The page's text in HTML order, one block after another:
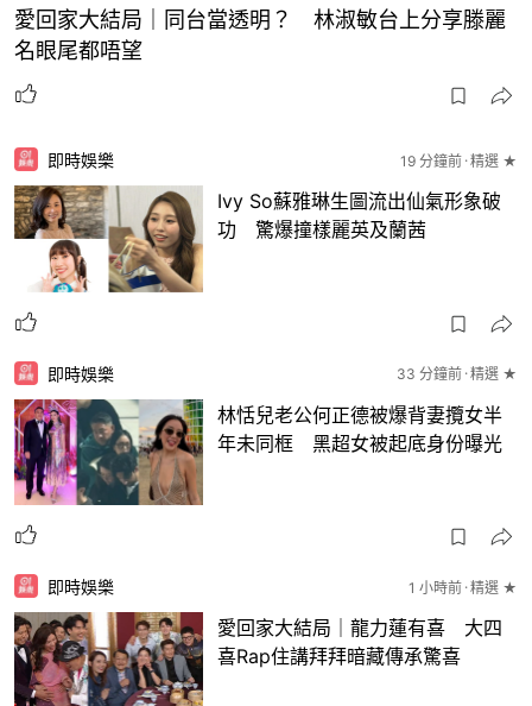
愛回家大結局｜同台當透明？ 林淑敏台上分享滕麗
名眼尾都唔望
即時娛樂 19 分鐘前 精選 ★
Ivy So蘇雅琳生圖流出仙氣形象破
功 驚爆撞樣麗英及蘭茜
即時娛樂 33 分鐘前 精選 ★
林恬兒老公何正德被爆背妻攬女半
年未同框 黑超女被起底身份曝光
即時娛樂 1 小時前 精選 ★
愛回家大結局｜龍力蓮有喜 大四
喜Rap住講拜拜暗藏傳承驚喜